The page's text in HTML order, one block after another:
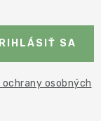
osobných
SA